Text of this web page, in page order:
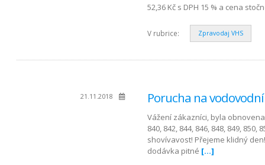
52,36 Kč s DPH 15 % a cena
V rubrice: Zpravodaj VHS
21.11.2018 Porucha na
Vážení zákazníci, byla
840, 842, 844, 846, 848, 849,
shovívavost! Přejeme klidný
dodávka pitné […]